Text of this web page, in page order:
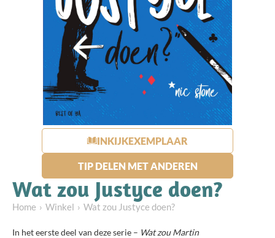
INKIJKEXEMPLAAR
TIP DELEN MET ANDEREN
Wat zou Justyce doen?
Home Winkel Wat zou Justyce doen?
In het eerste deel van deze serie – Wat zou Martin